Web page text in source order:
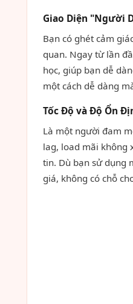
Giao Diện "Người
Bạn có ghét cảm
quan. Ngay từ lần
học, giúp bạn dễ
một cách dễ dàng
Tốc Độ và Độ Ổn
Là một người đam
lag, load mãi không
tin. Dù bạn sử dụng
giá, không có chỗ